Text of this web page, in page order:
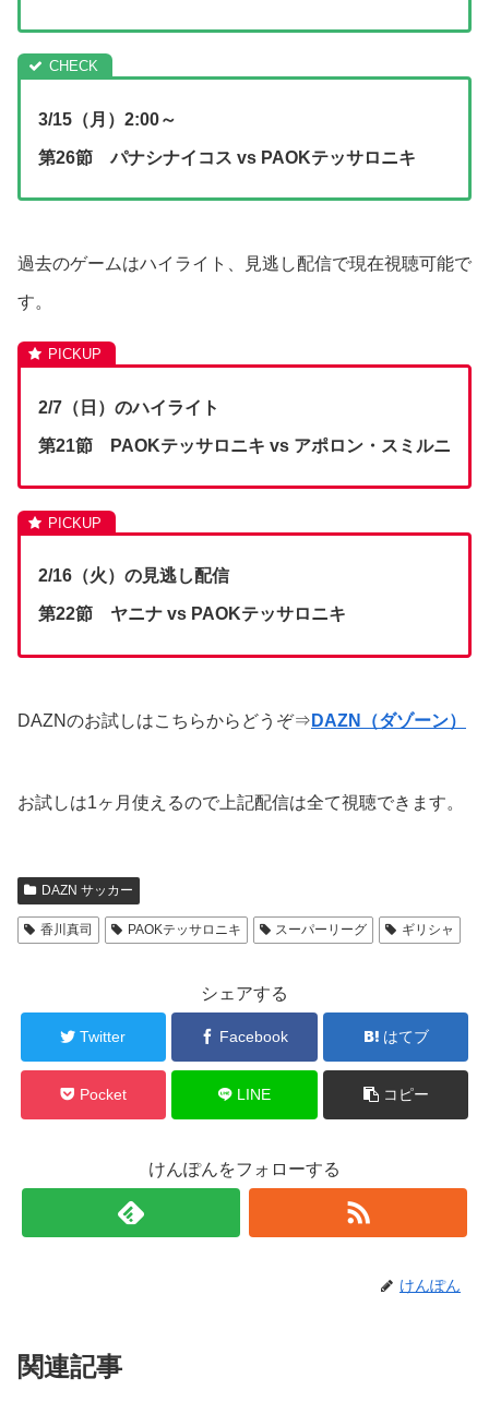
3/15（月）2:00～
第26節 パナシナイコス vs PAOKテッサロニキ
過去のゲームはハイライト、見逃し配信で現在視聴可能で
す。
2/7（日）のハイライト
第21節 PAOKテッサロニキ vs アポロン・スミルニ
2/16（火）の見逃し配信
第22節 ヤニナ vs PAOKテッサロニキ
DAZNのお試しはこちらからどうぞ⇒ DAZN（ダゾーン）
お試しは1ヶ月使えるので上記配信は全て視聴できます。
DAZN サッカー
香川真司 PAOKテッサロニキ スーパーリーグ ギリシャ
シェアする
Twitter Facebook はてブ
Pocket LINE コピー
けんぽんをフォローする
けんぽん
関連記事